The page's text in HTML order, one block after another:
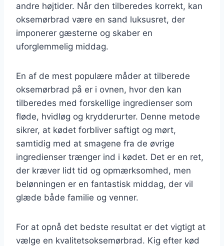
andre højtider. Når den tilberedes korrekt, kan
oksemørbrad være en sand luksusret, der
imponerer gæsterne og skaber en
uforglemmelig middag.
En af de mest populære måder at tilberede
oksemørbrad på er i ovnen, hvor den kan
tilberedes med forskellige ingredienser som
fløde, hvidløg og krydderurter. Denne metode
sikrer, at kødet forbliver saftigt og mørt,
samtidig med at smagene fra de øvrige
ingredienser trænger ind i kødet. Det er en ret,
der kræver lidt tid og opmærksomhed, men
belønningen er en fantastisk middag, der vil
glæde både familie og venner.
For at opnå det bedste resultat er det vigtigt at
vælge en kvalitetsoksemørbrad. Kig efter kød